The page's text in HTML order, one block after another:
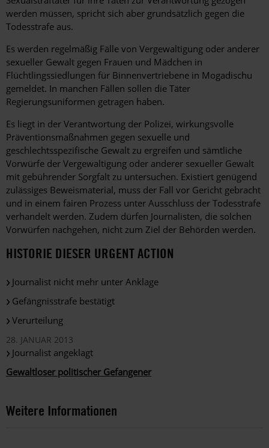
werden müssen, spricht sich aber grundsätzlich gegen die
Todesstrafe aus.
Es werden regelmäßig Fälle von Vergewaltigung oder anderer
sexueller Gewalt gegen Frauen und Mädchen in
Flüchtlingssiedlungen für Binnenvertriebene in Mogadischu
gemeldet. In manchen Fällen sollen die Täter
Regierungsuniformen getragen haben.
Es liegt in der Verantwortung der Polizei, wirkungsvolle
Präventionsmaßnahmen gegen sexuelle und
geschlechtsspezifische Gewalt zu ergreifen und sämtliche
Vorwürfe der Vergewaltigung oder anderer sexueller Gewalt
mit gebührender Sorgfalt zu untersuchen. Existiert genügend
zulässiges Beweismaterial, muss der Fall vor Gericht gebracht
und in einem fairen Prozess unter Ausschluss der Todesstrafe
verhandelt werden. Zudem dürfen Journalisten, die solchen
Vorwürfen nachgehen, nicht zum Ziel der Behörden werden.
HISTORIE DIESER URGENT ACTION
Journalist nicht mehr unter Anklage
Gefängnisstrafe bestätigt
Verurteilung
28. JANUAR 2013
Journalist angeklagt
Gewaltloser politischer Gefangener
Weitere Informationen